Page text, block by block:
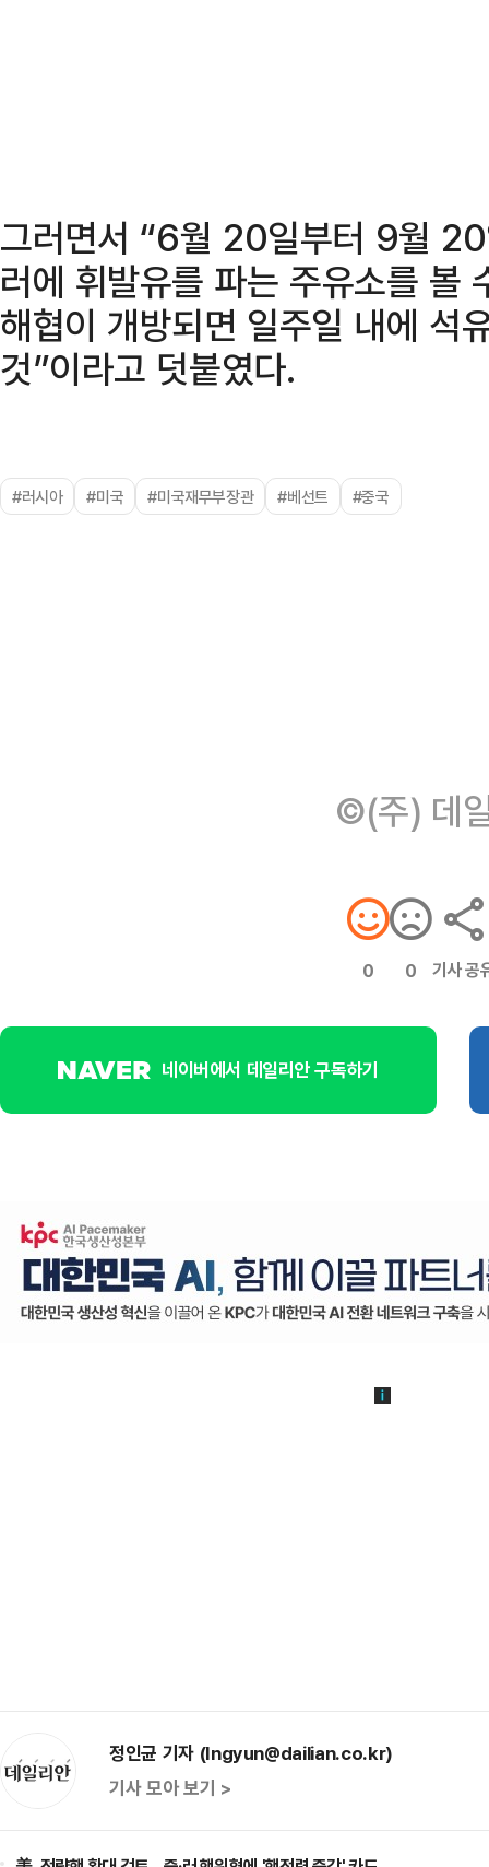
그러면서 “6월 20일부터 9월
러에 휘발유를 파는 주유소를 볼
해협이 개방되면 일주일 내에 석
것”이라고 덧붙였다.
#러시아 #미국 #미국재무부장관 #베선트 #중국
©(주) 데
0 0 기사 공
네이버에서 데일리안 구독하기
정인균 기자 (Ingyun@dailian.co.kr)
기사 모아 보기 >